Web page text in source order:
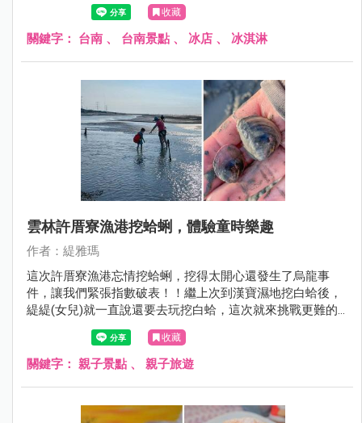
收藏
關鍵字： 台南 、 台南景點 、 冰店 、 冰淇淋
雲林許厝寮漁港挖蛤蜊，體驗童時樂趣
作者：緹雅瑪
這次許厝寮漁港忘情挖蛤蜊，挖得太開心還發生了烏龍事
件，讓我們緊張指數破表！！繼上次到漢寶濕地挖白蛤後，
緹緹(女兒)就一直說還要去玩挖白蛤，這次就來挑戰更難的
許厝寮漁港，為何會說挑戰呢！？因為緹編爬文作了好多功
課，發現許厝寮漁港的沙地前半段的泥路很難走，加上這裡
在9月中秋前後的生態更豐富，有白蛤、赤嘴、公呆，公呆
收藏
關鍵字： 親子景點 、 親子旅遊